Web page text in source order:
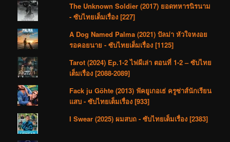
The Unknown Soldier (2017) ยอดทหารนิรนาม
- ซับไทยเต็มเรื่อง [227]
A Dog Named Palma (2021) ปัลม่า หัวใจหงอย
รอคอยนาย - ซับไทยเต็มเรื่อง [1125]
Tarot (2024) Ep.1-2 ไพ่ผีเล่า ตอนที่ 1-2 – ซับไทย
เต็มเรื่อง [2088-2089]
Fack ju Göhte (2013) ฟัคยูเกอเธ่ ครูซ่าส์นักเรียน
แสบ - ซับไทยเต็มเรื่อง [933]
I Swear (2025) ผมสบถ - ซับไทยเต็มเรื่อง [2383]